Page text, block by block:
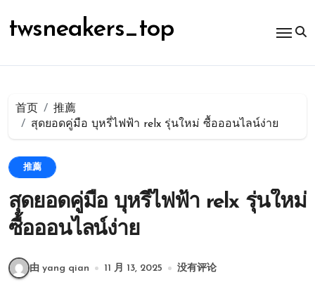
容
twsneakers_top
首页
推薦
สุดยอดคู่มือ บุหรี่ไฟฟ้า relx รุ่นใหม่ ซื้อออนไลน์ง่าย
推薦
สุดยอดคู่มือ บุหรี่ไฟฟ้า relx รุ่นใหม่
ซื้อออนไลน์ง่าย
由 yang qian 11 月 13, 2025 没有评论